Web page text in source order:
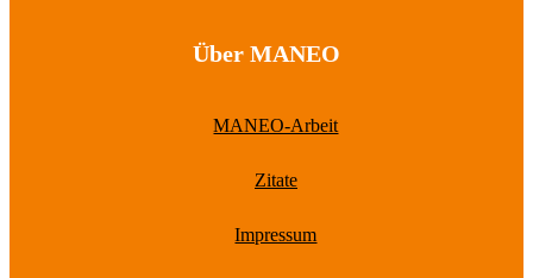
Über MANEO
MANEO-Arbeit
Zitate
Impressum